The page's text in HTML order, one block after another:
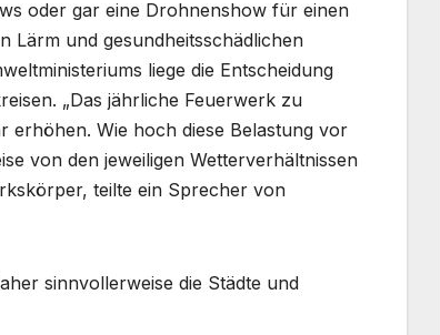
oder gar eine Drohnenshow für einen
Lärm und gesundheitsschädlichen
liege die Entscheidung
„Das jährliche Feuerwerk zu
erhöhen. Wie hoch diese Belastung vor
von den jeweiligen Wetterverhältnissen
teilte ein Sprecher von
sinnvollerweise die Städte und